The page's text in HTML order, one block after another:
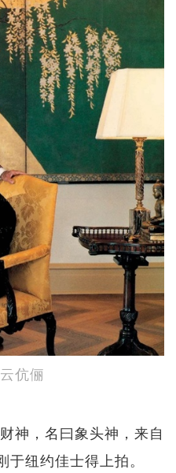
伉俪
神，名曰象头神，来自
纽约佳士得上拍。